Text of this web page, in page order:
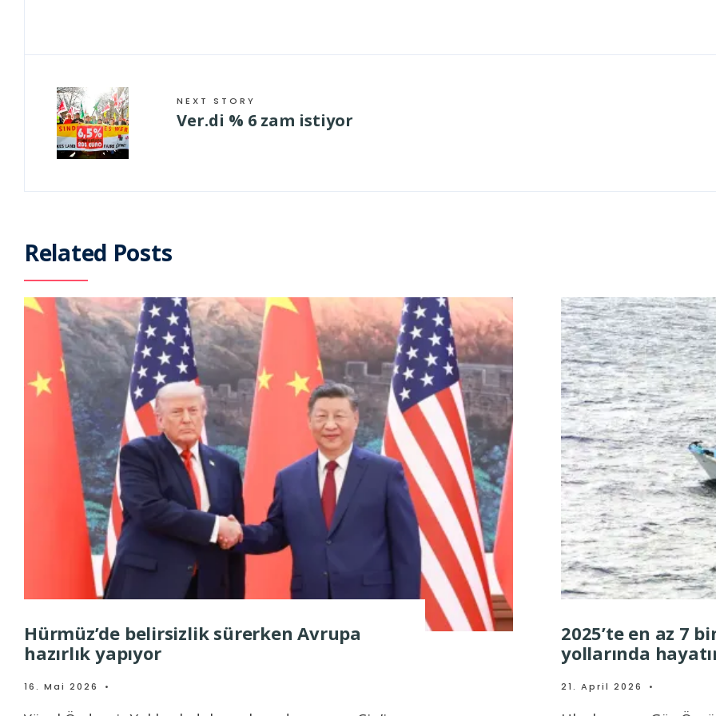
NEXT STORY
Ver.di % 6 zam istiyor
Related Posts
Hürmüz’de belirsizlik sürerken Avrupa
hazırlık yapıyor
16. Mai 2026 •
2025’te en az 7
yollarında
21. April 2026 •